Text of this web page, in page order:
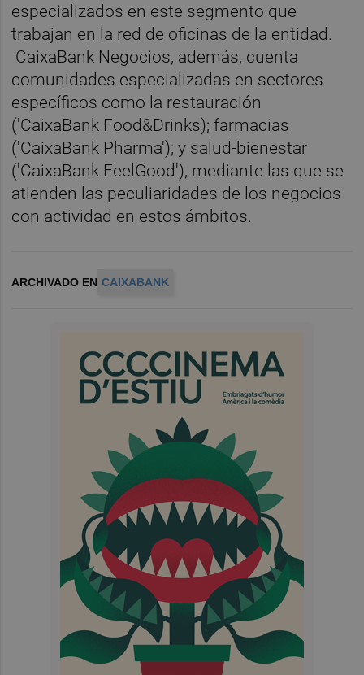
especializados en este segmento que
trabajan en la red de oficinas de la entidad.
CaixaBank Negocios, además, cuenta
comunidades especializadas en sectores
específicos como la restauración
('CaixaBank Food&Drinks); farmacias
('CaixaBank Pharma'); y salud-bienestar
('CaixaBank FeelGood'), mediante las que se
atienden las peculiaridades de los negocios
con actividad en estos ámbitos.
ARCHIVADO EN CAIXABANK